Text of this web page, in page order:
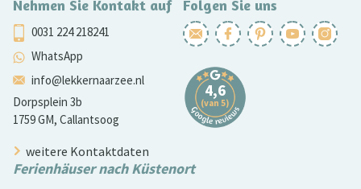
Nehmen Sie Kontakt auf
0031 224 218241
WhatsApp
info@lekkernaarzee.nl
Dorpsplein 3b
1759 GM, Callantsoog
Folgen Sie uns
weitere Kontaktdaten
Ferienhäuser nach Küstenort